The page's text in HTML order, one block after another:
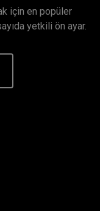
için en popüler
yetkili ön ayar.